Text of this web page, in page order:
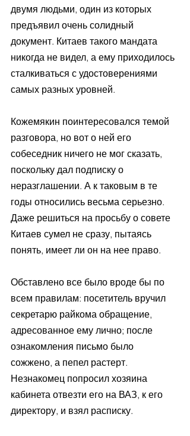
двумя людьми, один из которых
предъявил очень солидный
документ. Китаев такого мандата
никогда не видел, а ему приходилось
сталкиваться с удостоверениями
самых разных уровней.
Кожемякин поинтересовался темой
разговора, но вот о ней его
собеседник ничего не мог сказать,
поскольку дал подписку о
неразглашении. А к таковым в те
годы относились весьма серьезно.
Даже решиться на просьбу о совете
Китаев сумел не сразу, пытаясь
понять, имеет ли он на нее право.
Обставлено все было вроде бы по
всем правилам: посетитель вручил
секретарю райкома обращение,
адресованное ему лично; после
ознакомления письмо было
сожжено, а пепел растерт.
Незнакомец попросил хозяина
кабинета отвезти его на ВАЗ, к его
директору, и взял расписку.